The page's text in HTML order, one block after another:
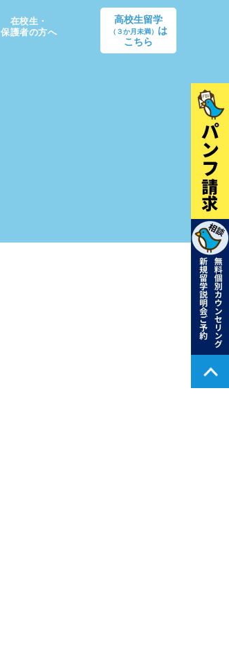
在校生・
保護者の方へ
高校生留学
（３か月未満）
は
こちら